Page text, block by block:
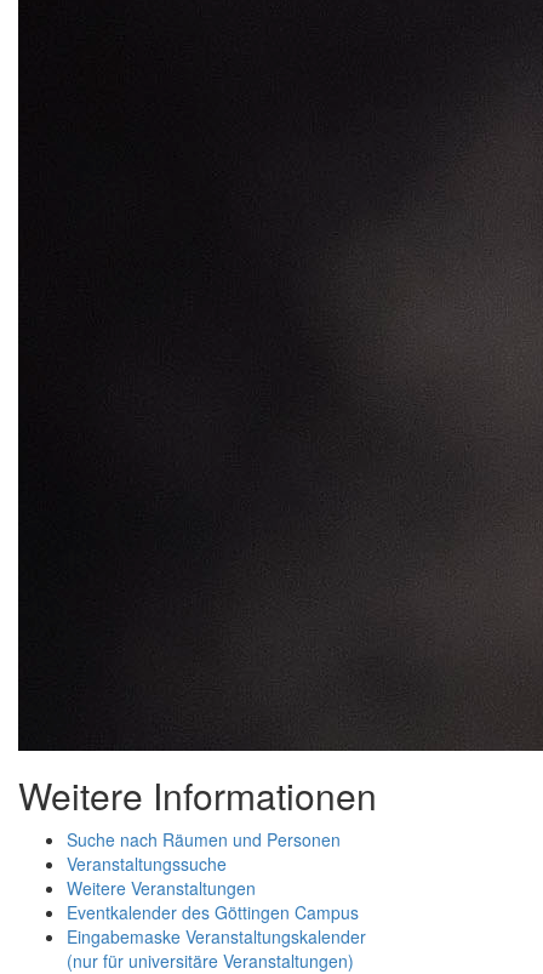
Weitere Informationen
Suche nach Räumen und Personen
Veranstaltungssuche
Weitere Veranstaltungen
Eventkalender des Göttingen Campus
Eingabemaske Veranstaltungskalender
(nur für universitäre Veranstaltungen)